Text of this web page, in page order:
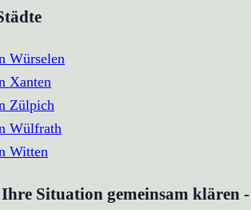
Würselen
Xanten
Zülpich
Wülfrath
Witten
Ihre Situation gemeinsam klären -